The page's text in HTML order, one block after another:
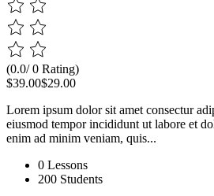
(0.0/ 0 Rating)
$39.00$29.00
Lorem ipsum dolor sit amet consectur
eiusmod tempor incididunt ut labore et
enim ad minim veniam, quis...
0 Lessons
200 Students